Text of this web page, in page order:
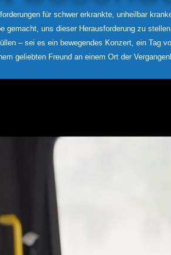
für schwer erkrankte, unheilbar
gemacht, uns dieser Herausforderung zu
– sei es ein bewegendes Konzert, ein Tag
geliebten Freund an einem Ort der
ist
...
Freude, auf einen kleinen, aber hellen
für unser Herzensprojekt, wurde im
Ausstattung und die fachliche